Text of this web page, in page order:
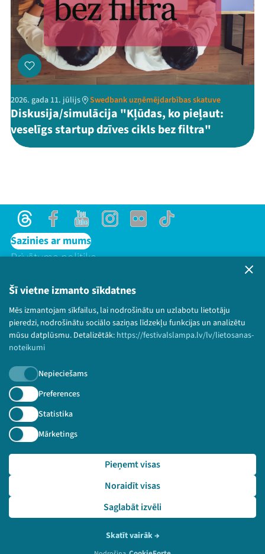
Šī vietne izmanto sīkdatnes
Mēs izmantojam sīkfailus, lai nodrošinātu un uzlabotu lietotāju
pieredzi, nodrošinātu sociālo saziņas līdzekļu funkcijas un analizētu
mūsu datplūsmu. Detalizētāk: https://festivalslampa.lv/lv/lietosanas-
noteikumi
Nepieciešams
Preferences
Statistika
Mārketings
Saglabāt izvēli
Noraidīt visas
Pieņemt visas
Skatīt vairāk→
2026. gada 11. jūlijs Swedbank uzņēmējdarbības skatuve
Diskusija/simulācija "Kļūdas, ko pieļaut:
veselīgs startup dzīves cikls bez filtra"
ThreadsFacebookYoutubeInstagram
Flick TikTok
Sazinies ar mums
Privātuma politika
Bērnu aizsardzības politika
© 2026 Sarunu festivāls LAMPA Visas tiesības
paturētas.
Piesakies jaunumiem!
Nepalaid garām aktuālāko informāciju!
🔗 https://festivalslampa.lv/lv/video-arhivs/2079?sp